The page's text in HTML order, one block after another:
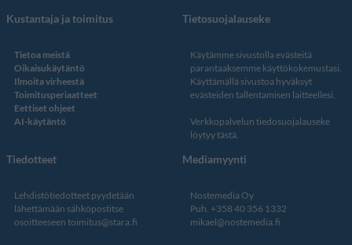
Kustantaja ja toimitus
Tietoa meistä
Oikaisukäytäntö
Ilmoita virheestä
Toimitusperiaatteet
Eettiset ohjeet
AI-käytäntö
Tietosuojalauseke
Käytämme sivustolla evästeitä
parantaaksemme käyttökokemustasi.
Käyttämällä sivustoa hyväksyt
evästeiden tallentamisen laitteellesi.
Verkkopalvelun tiedosuojalauseke
löytyy tästä.
Tiedotteet
Lehdistötiedotteet pyydetään
lähettämään sähköpostitse
osoitteeseen toimitus@stara.fi
Mediamyynti
Nostemedia Oy
Puh. +358 40 356 1332
mikael@nostemedia.fi